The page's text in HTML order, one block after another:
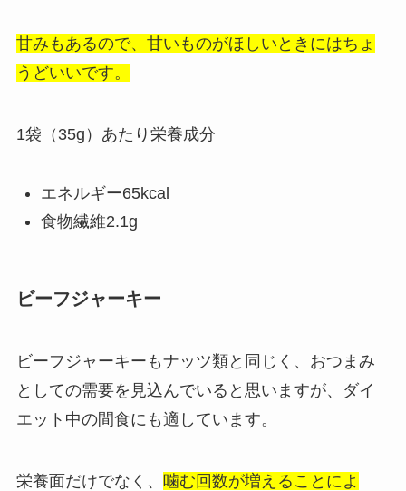
甘みもあるので、甘いものがほしいときにはちょ
うどいいです。
1袋（35g）あたり栄養成分
エネルギー65kcal
食物繊維2.1g
ビーフジャーキー
ビーフジャーキーもナッツ類と同じく、おつまみ
としての需要を見込んでいると思いますが、ダイ
エット中の間食にも適しています。
栄養面だけでなく、 噛む回数が増えることによ